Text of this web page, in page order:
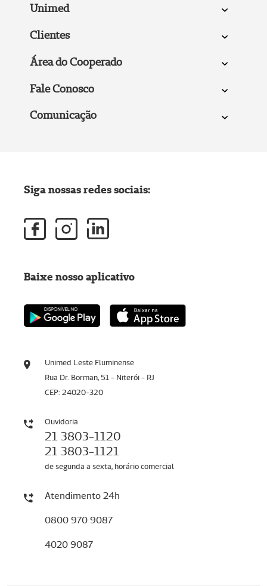
Unimed
Clientes
Área do Cooperado
Fale Conosco
Comunicação
Unimed Leste Fluminense
Rua Dr. Borman, 51 - Niterói - RJ
CEP: 24020-320
Ouvidoria
21 3803-1120
21 3803-1121
de segunda a sexta, horário comercial
Atendimento 24h
0800 970 9087
4020 9087
Siga nossas redes sociais:
Baixe nosso aplicativo